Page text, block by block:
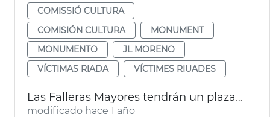
COMISSIÓ CULTURA
COMISIÓN CULTURA
MONUMENT
MONUMENTO
JL MORENO
VÍCTIMAS RIADA
VÍCTIMES RIUADES
Las Falleras Mayores tendrán un plaza en su honor
modificado hace 1 año